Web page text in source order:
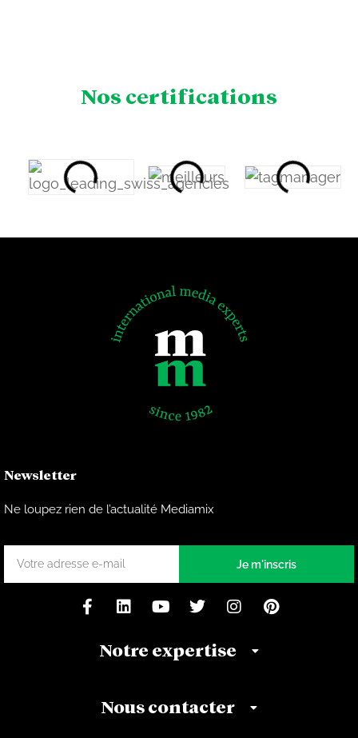
Nos certifications
Newsletter
Ne loupez rien de l’actualité Mediamix
Je m'inscris
Notre expertise
Nous contacter